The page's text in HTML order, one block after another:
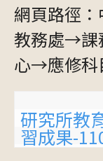
網頁路徑
教務處→課
心→應修科
研究所教
習成果-